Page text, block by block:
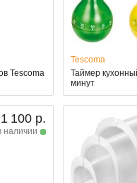
Tescoma
Tescoma
Таймер
минут
1 100 р.
наличии